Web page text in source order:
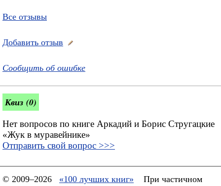
Все отзывы
Добавить отзыв
Сообщить об ошибке
Квиз (0)
Нет вопросов по книге Аркадий и Борис Стругацкие
«Жук в муравейнике»
Отправить свой вопрос >>>
© 2009–2026 «100 лучших книг»
При частичном